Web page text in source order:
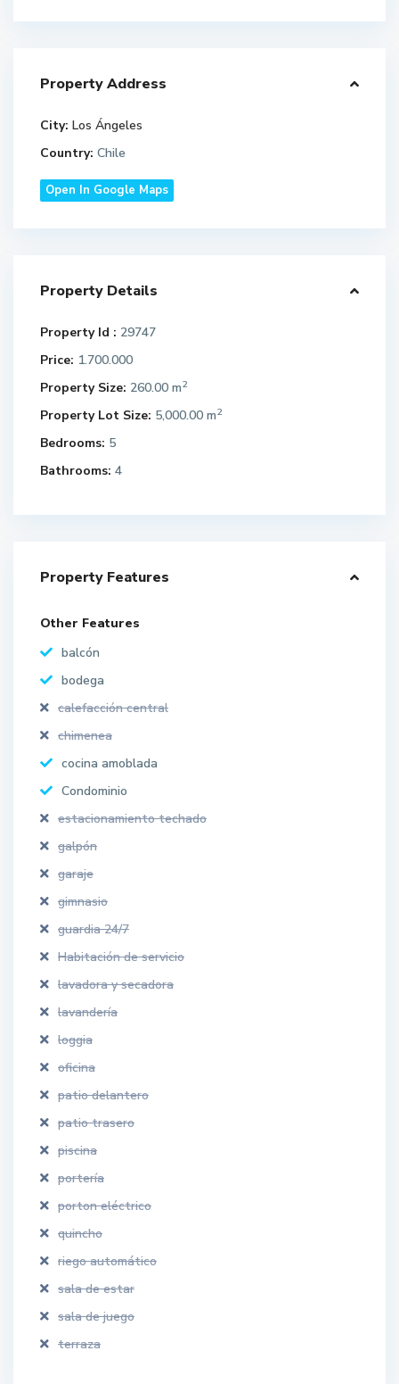
Property Address
City: Los Ángeles
Country: Chile
Open In Google Maps
Property Details
Property Id : 29747
Price: 1.700.000
Property Size: 260.00 m2
Property Lot Size: 5,000.00 m2
Bedrooms: 5
Bathrooms: 4
Property Features
Other Features
balcón
bodega
calefacción central
chimenea
cocina amoblada
Condominio
estacionamiento techado
galpón
garaje
gimnasio
guardia 24/7
Habitación de servicio
lavadora y secadora
lavandería
loggia
oficina
patio delantero
patio trasero
piscina
portería
porton eléctrico
quincho
riego automático
sala de estar
sala de juego
terraza